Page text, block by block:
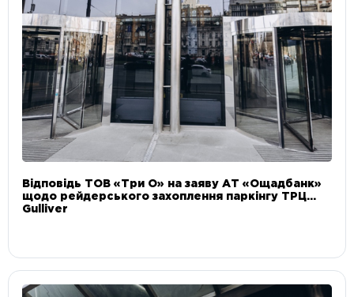
Відповідь ТОВ «Три О» на заяву АТ «Ощадбанк»
щодо рейдерського захоплення паркінгу ТРЦ
Gulliver